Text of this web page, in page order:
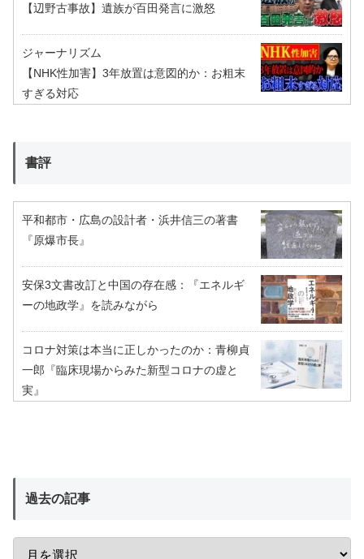
【辺野古事故】遺族が百田発言に激怒
ジャーナリズム
【NHK性加害】3年放置は意図的か：お粗末
すぎる対応
書評
平和都市・広島の設計者・浜井信三の著書
『原爆市長』
安保3文書改訂と中国の存在感：『エネルギ
ーの地政学』を読みながら
コロナ対策は本当に正しかったのか：青柳貞
一郎『臨床現場からみた新型コロナの虚と
実』
過去の記事